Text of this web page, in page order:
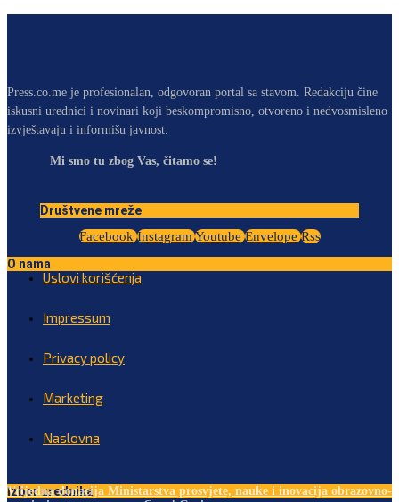
Press.co.me je profesionalan, odgovoran portal sa stavom. Redakciju čine
iskusni urednici i novinari koji beskompromisno, otvoreno i nedvosmisleno
izvještavaju i informišu javnost.
Mi smo tu zbog Vas, čitamo se!
Društvene mreže
Facebook Instagram Youtube Envelope Rss
O nama
Uslovi korišćenja
Impressum
Privacy policy
Marketing
Naslovna
Izbor urednika
Vrijedna donacija Ministarstva prosvjete, nauke i inovacija obrazovno-